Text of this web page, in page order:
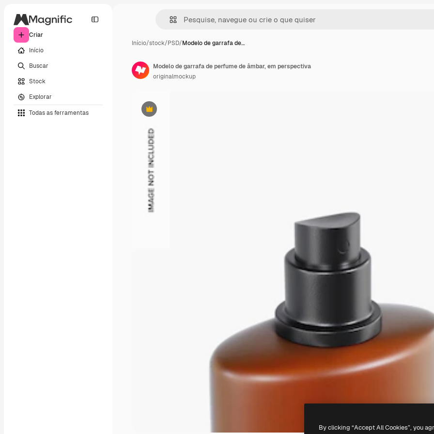
Criar
Início
Buscar
Stock
Explorar
Todas as ferramentas
Início/stock/PSD/Modelo de garrafa de…
Premium
Modelo de garrafa de perfume de âmbar, em perspectiva
originalmockup
By clicking “Accept All Cookies”, you